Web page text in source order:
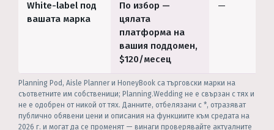
White-label под
вашата марка
По избор —
цялата
платформа на
вашия поддомен,
$120/месец
—
Planning Pod, Aisle Planner и HoneyBook са търговски марки на
съответните им собственици; Planning.Wedding не е свързан с тях и
не е одобрен от никой от тях. Данните, отбелязани с *, отразяват
публично обявени цени и описания на функциите към средата на
2026 г. и могат да се променят — винаги проверявайте актуалните